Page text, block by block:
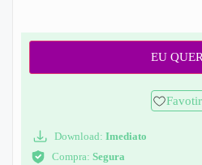
EU
Download: Imediato
Compra: Segura